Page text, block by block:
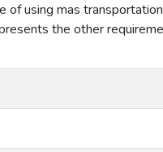
using mas
the other